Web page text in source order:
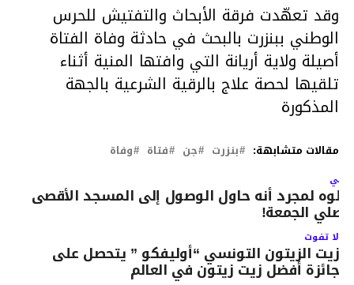
وقد تعهّدت فرقة الأبحاث والتفتيش للحرس
الوطني ببنزرت بالبحث في حادثة وفاة الفتاة
أصيلة ولاية أريانة التي وافتها المنية أثناء
تلقيها لحصة علاج بالرقية الشرعية بالجهة
المذكورة
مقالات متشابهة: بنزرت جن فتاة وفاة
لمجرد أنه حاول الوصول إلى المسجد الأقصى
الجمعة!
لا تفوت
زيت الزيتون التونسي “أوليفكو ” يتحصل على
جائزة أفضل زيت زيتون في العالم